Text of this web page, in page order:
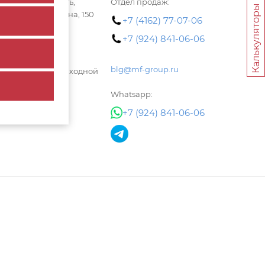
Калькуляторы
ул.Мухина, 150
работы
до 17:00 Вс.: выходной
+7 (4162) 77-07-06
+7 (924) 841-06-06
blg@mf-group.ru
Whatsapp:
+7 (924) 841-06-06